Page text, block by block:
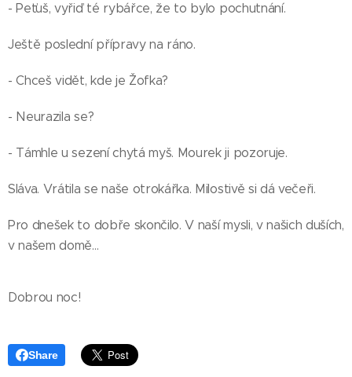
- Peťuš, vyřiď té rybářce, že to bylo pochutnání.
Ještě poslední přípravy na ráno.
- Chceš vidět, kde je Žofka?
- Neurazila se?
- Támhle u sezení chytá myš. Mourek ji pozoruje.
Sláva. Vrátila se naše otrokářka. Milostivě si dá večeři.
Pro dnešek to dobře skončilo. V naší mysli, v našich duších,
v našem domě...
Dobrou noc!
Share